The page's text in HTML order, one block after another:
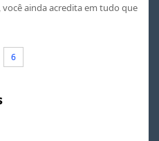
você ainda acredita em tudo que
6